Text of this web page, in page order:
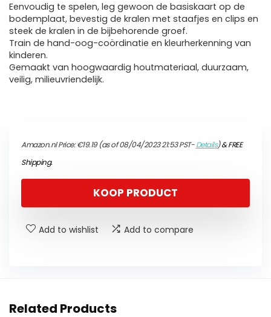
Eenvoudig te spelen, leg gewoon de basiskaart op de
bodemplaat, bevestig de kralen met staafjes en clips en
steek de kralen in de bijbehorende groef.
Train de hand-oog-coördinatie en kleurherkenning van
kinderen.
Gemaakt van hoogwaardig houtmateriaal, duurzaam,
veilig, milieuvriendelijk.
Amazon.nl Price:€19.19(as of 08/04/2023 21:53 PST-Details)&FREE
Shipping.
KOOP PRODUCT
Add to wishlist Add to compare
Related Products